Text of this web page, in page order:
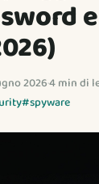
2026·4 min di
#spyware